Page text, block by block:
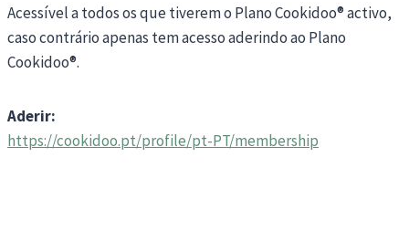
Acessível a todos os que tiverem o Plano Cookidoo® activo,
caso contrário apenas tem acesso aderindo ao Plano
Cookidoo®.
Aderir:
https://cookidoo.pt/profile/pt-PT/membership